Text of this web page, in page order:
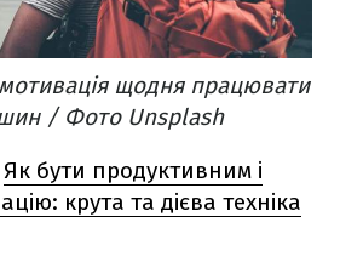
щодня працювати
/ Фото Unsplash
Як бути продуктивним і
крута та дієва техніка